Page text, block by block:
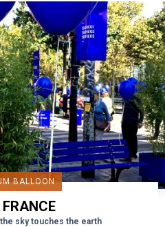
BALLOON
sky touches the earth